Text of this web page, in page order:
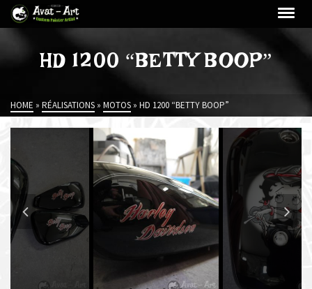
HD 1200 “BETTY BOOP”
HOME » RÉALISATIONS » MOTOS » HD 1200 “BETTY BOOP”